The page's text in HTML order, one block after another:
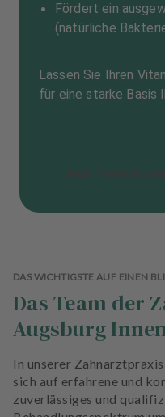
Fördert ein
(natürliche
Lassen Sie Ihren
für eine starke Basis
DAS WICHTIGSTE AUF EINEN
Das Team der
Augsburg
In unserer
sich auf erfahrene und
zuverlässiges und